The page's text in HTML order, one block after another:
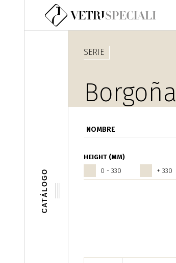
Pasar al contenido principal
CATÁLOGO
HEIGHT (MM)
0 - 330
+ 330
SERIE
Borgoña